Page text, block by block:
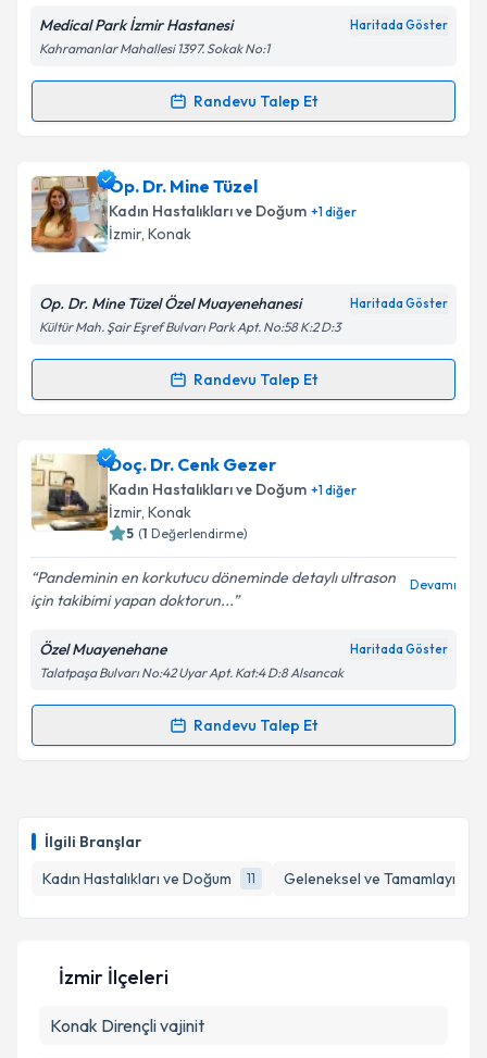
İlgili Branşlar
Kadın Hastalıkları ve Doğum
11 Geleneksel ve Tamamlayıcı
Kişisel verilerimin işlenmesine ilişkin
Aydınlatma
Metni'ni okudum ve kişisel verilerimin belirtilen
kapsamda işlenmesini kabul ediyorum.
Medical Park İzmir Hastanesi Haritada Göster
Kahramanlar Mahallesi 1397. Sokak No:1
Randevu Talep Et
Randevu Takvimi Talebi
Op. Dr. Damla Sönmez Yalçınkaya
takvimi talebi oluşturun. Size bu uzmandan randevu
almanız için bir takvim hazırlandığında e-posta ile
bilgilendireceğiz.
E-posta Adresiniz
Kişisel verilerimin işlenmesine ilişkinAydınlatma
kapsamda işlenmesini kabul ediyorum.
Takvim Talebini Gönder
Op. Dr. Mine Tüzel
Kadın Hastalıkları ve Doğum +1diğer
İzmir, Konak
Op. Dr. Mine Tüzel Özel Muayenehanesi Haritada Göster
Kültür Mah. Şair Eşref Bulvarı Park Apt. No:58 K:2 D:3
Randevu Talep Et
Randevu Takvimi Talebi
Op. Dr. Mine Tüzeliçin randevu takvimi talebi
oluşturun. Size bu uzmandan randevu almanız için bir
takvim hazırlandığında e-posta ile bilgilendireceğiz.
Kişisel verilerimin işlenmesine ilişkin
Aydınlatma
Metni'ni okudum ve kişisel verilerimin belirtilen
kapsamda işlenmesini kabul ediyorum.
Doç. Dr. Cenk Gezer
Kadın Hastalıkları ve Doğum +1diğer
İzmir, Konak
5 (1 Değerlendirme)
Pandeminin en korkutucu döneminde detaylı ultrason
için takibimi yapan doktorun...
Devamı
Özel Muayenehane Haritada Göster
Talatpaşa Bulvarı No:42 Uyar Apt. Kat:4 D:8 Alsancak
Randevu Talep Et
Randevu Takvimi Talebi
takvim hazırlandığında e-posta ile bilgilendireceğiz.
Metni'ni okudum ve kişisel verilerimin belirtilen
İzmir İlçeleri
Konak Dirençli vajinit